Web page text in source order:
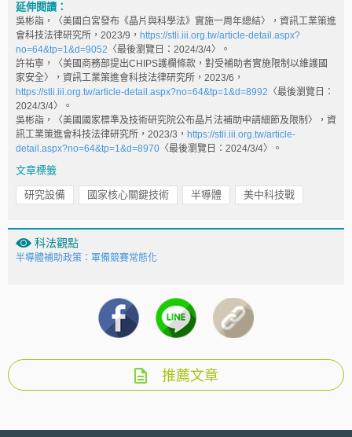
延伸閱讀：
吳彬詣，〈美國白宮發布《晶片與科學法》實施一周年總結〉，資訊工業策進
會科技法律研究所，2023/9， https://stli.iii.org.tw/article-detail.aspx?
no=64&tp=1&d=9052 〈最後瀏覽日：2024/3/4〉。
許祐寧，〈美國商務部提出CHIPS護欄條款，對受補助者實施限制以維護國
家安全〉，資訊工業策進會科技法律研究所，2023/6，
https://stli.iii.org.tw/article-detail.aspx?no=64&tp=1&d=8992 〈最後瀏覽日：
2024/3/4〉。
吳彬詣，〈美國國家標準及技術研究院公布晶片法補助申請細節及限制〉，資
訊工業策進會科技法律研究所，2023/3， https://stli.iii.org.tw/article-
detail.aspx?no=64&tp=1&d=8970 〈最後瀏覽日：2024/3/4〉。
文章標籤
研究設備 國家核心關鍵技術 半導體 美中科技戰
科法觀點
半導體補助政策：軍備競賽常態化
推薦文章